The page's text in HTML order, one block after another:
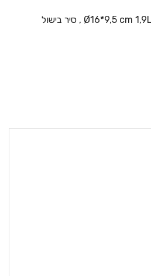
סיר רוטב Ø16*9,5 cm 1,9L , מחבת Ø24*6,5 cm , סיר בישול Ø16*9,5 cm 1,9L , סיר בישול